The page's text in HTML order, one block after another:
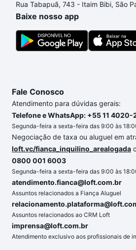
um apartamento
e conte com a
o imóvel dos seus sonhos com
conforto. Loft, com você até as
Rua Tabapuã, 743 - Itaim Bibi, São
Baixe nosso app
Fale Conosco
Atendimento para dúvidas gerais:
Telefone e WhatsApp: +55 11 4020-
Segunda-feira a sexta-feira das 9:00 às
Negociação de taxa ou aluguel em
loft.vc/fianca_inquilino_arealogada
0800 001 6003
Segunda-feira a sexta-feira das 9:00 às
atendimento.fianca@loft.com.br
Assuntos relacionados a Fiança Aluguel
Assuntos relacionados ao CRM Loft
imprensa@loft.com.br
Atendimento exclusivo aos profissionais de